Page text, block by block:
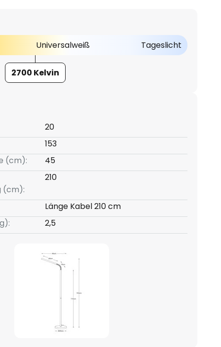
Universalweiß Tageslicht
2700 Kelvin
20
153
(cm):
45
(cm):
210
Länge Kabel 210 cm
2,5